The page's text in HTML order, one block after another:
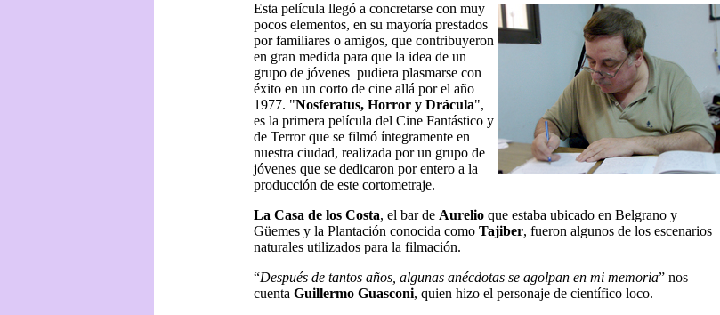
Esta película llegó a concretarse con muy
pocos elementos, en su mayoría prestados
por familiares o amigos, que contribuyeron
en gran medida para que la idea de un
grupo de jóvenes pudiera plasmarse con
éxito en un corto de cine allá por el año
1977. "Nosferatus, Horror y Drácula",
es la primera película del Cine Fantástico y
de Terror que se filmó íntegramente en
nuestra ciudad, realizada por un grupo de
jóvenes que se dedicaron por entero a la
producción de este cortometraje.
La Casa de los Costa, el bar de Aurelio que estaba ubicado en Belgrano y
Güemes y la Plantación conocida como Tajiber, fueron algunos de los escenarios
naturales utilizados para la filmación.
“Después de tantos años, algunas anécdotas se agolpan en mi memoria” nos
cuenta Guillermo Guasconi, quien hizo el personaje de científico loco.